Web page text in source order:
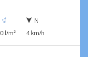
0 l/m²
N
4 km/h